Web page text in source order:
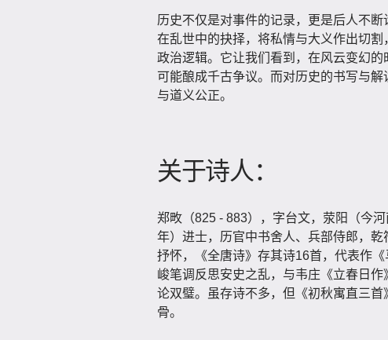
历史不仅是对事件的记录，更是后人不
在乱世中的抉择，将私情与大义作出切
政治逻辑。它让我们看到，在风云变幻
可能酿成千古争议。而对历史的书写与
与道义公正。
关于诗人：
郑畋（825 - 883），字台文，荥阳（今
年）进士，历官中书舍人、兵部侍郎，
抒怀，《全唐诗》存其诗16首，代表作
峻笔调反思安史之乱，与韦庄《立春日
论双璧。虽存诗不多，但《初秋寓直三
骨。